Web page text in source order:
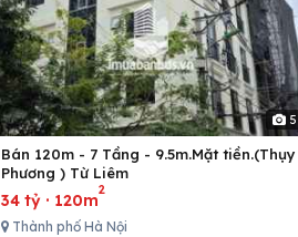
5
Bán 120m - 7 Tầng - 9.5m.Mặt tiền.(Thụy
Phương ) Từ Liêm
34 tỷ · 120m
2
Thành phố Hà Nội